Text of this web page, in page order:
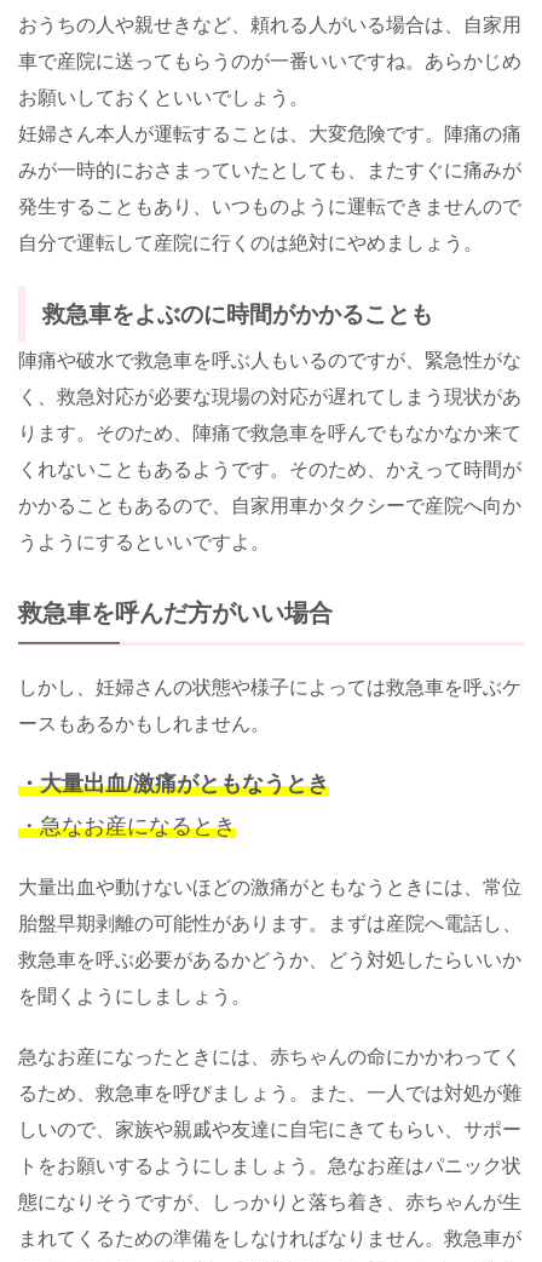
おうちの人や親せきなど、頼れる人がいる場合は、自家用
車で産院に送ってもらうのが一番いいですね。あらかじめ
お願いしておくといいでしょう。
妊婦さん本人が運転することは、大変危険です。陣痛の痛
みが一時的におさまっていたとしても、またすぐに痛みが
発生することもあり、いつものように運転できませんので
自分で運転して産院に行くのは絶対にやめましょう。
救急車をよぶのに時間がかかることも
陣痛や破水で救急車を呼ぶ人もいるのですが、緊急性がな
く、救急対応が必要な現場の対応が遅れてしまう現状があ
ります。そのため、陣痛で救急車を呼んでもなかなか来て
くれないこともあるようです。そのため、かえって時間が
かかることもあるので、自家用車かタクシーで産院へ向か
うようにするといいですよ。
救急車を呼んだ方がいい場合
しかし、妊婦さんの状態や様子によっては救急車を呼ぶケ
ースもあるかもしれません。
・大量出血/激痛がともなうとき
・急なお産になるとき
大量出血や動けないほどの激痛がともなうときには、常位
胎盤早期剥離の可能性があります。まずは産院へ電話し、
救急車を呼ぶ必要があるかどうか、どう対処したらいいか
を聞くようにしましょう。
急なお産になったときには、赤ちゃんの命にかかわってく
るため、救急車を呼びましょう。また、一人では対処が難
しいので、家族や親戚や友達に自宅にきてもらい、サポー
トをお願いするようにしましょう。急なお産はパニック状
態になりそうですが、しっかりと落ち着き、赤ちゃんが生
まれてくるための準備をしなければなりません。救急車が